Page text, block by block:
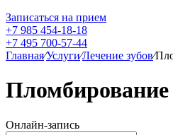
Записаться на прием
+7 985 454-18-18
+7 495 700-57-44
Главная⁄Услуги⁄Лечение зубов⁄
Пломбирование
Онлайн-запись